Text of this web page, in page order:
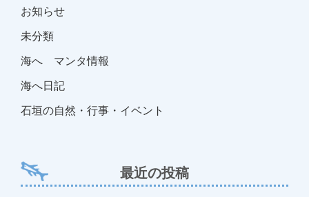
お知らせ
未分類
海へ マンタ情報
海へ日記
石垣の自然・行事・イベント
最近の投稿